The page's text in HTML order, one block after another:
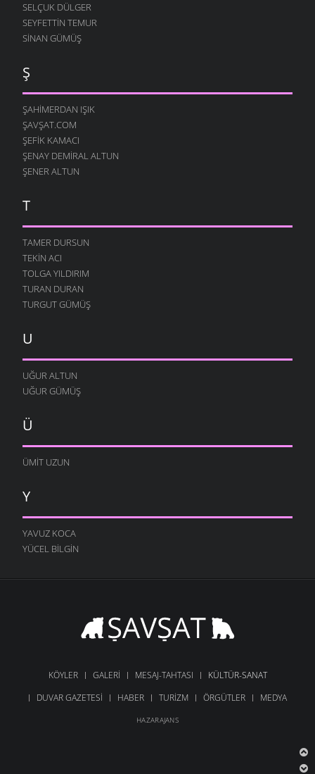
SELÇUK DÜLGER
SEYFETTIN TEMUR
SINAN GÜMÜŞ
Ş
ŞAHIMERDAN IŞIK
ŞAVŞAT.COM
ŞEFIK KAMACI
ŞENAY DEMIRAL ALTUN
ŞENER ALTUN
T
TAMER DURSUN
TEKIN ACI
TOLGA YILDIRIM
TURAN DURAN
TURGUT GÜMÜŞ
U
UĞUR ALTUN
UĞUR GÜMÜŞ
Ü
ÜMIT UZUN
Y
YAVUZ KOCA
YÜCEL BILGIN
KÖYLER GALERI MESAJ-TAHTASI
KÜLTÜR-SANAT
DUVAR GAZETESI
HABER TURIZM ÖRGÜTLER MEDYA
HAZARAJANS